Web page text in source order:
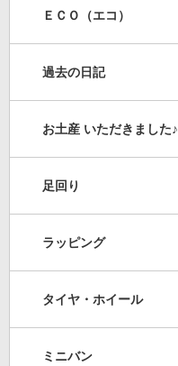
ＥＣＯ（エコ）
過去の日記
お土産 いただきました♪
足回り
ラッピング
タイヤ・ホイール
ミニバン